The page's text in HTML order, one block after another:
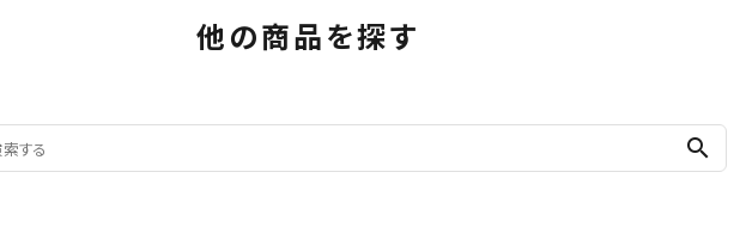
他の商品を探す
search